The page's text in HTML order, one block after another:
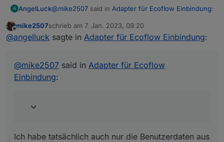
A AngelLuck@mike2507 said in Adapter für Ecoflow Einbindung:
@angelluckdarf ich dich fragen welche
Habe mir mal die Benutzerdaten mit dem Script
aus dem Script eingetragen. Anfangs habe ich auch
keine Werte bekommen. Kann sein das ich den
Adapter noch mal neugestartet habe oder irgend so
Offline
mike2507schrieb am 7. Jan. 2023, 09:20
zuletzt editiert von
@angelluck sagte in Adapter für Ecoflow Einbindung:
@mike2507 said in Adapter für Ecoflow
Einbindung:
Ich habe tatsächlich auch nur die Benutzerdaten aus